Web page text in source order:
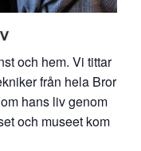
och hem. Vi tittar
från hela Bror
hans liv genom
och museet kom